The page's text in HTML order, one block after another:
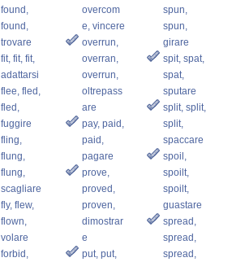
found,
found,
trovare
fit, fit, fit,
adattarsi
flee, fled,
fled,
fuggire
fling,
flung,
flung,
scagliare
fly, flew,
flown,
volare
forbid,
overcom
e, vincere
overrun,
overran,
overrun,
oltrepass
are
pay, paid,
paid,
pagare
prove,
proved,
proven,
dimostrar
e
put, put,
spun,
spun,
girare
spit, spat,
spat,
sputare
split, split,
split,
spaccare
spoil,
spoilt,
spoilt,
guastare
spread,
spread,
spread,